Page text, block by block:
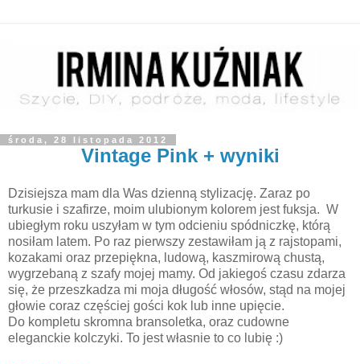
środa, 28 listopada 2012
Vintage Pink + wyniki
Dzisiejsza mam dla Was dzienną stylizację. Zaraz po
turkusie i szafirze, moim ulubionym kolorem jest fuksja. W
ubiegłym roku uszyłam w tym odcieniu spódniczkę, którą
nosiłam latem. Po raz pierwszy zestawiłam ją z rajstopami,
kozakami oraz przepiękna, ludową, kaszmirową chustą,
wygrzebaną z szafy mojej mamy. Od jakiegoś czasu zdarza
się, że przeszkadza mi moja długość włosów, stąd na mojej
głowie coraz częściej gości kok lub inne upięcie.
Do kompletu skromna bransoletka, oraz cudowne
eleganckie kolczyki. To jest własnie to co lubię :)